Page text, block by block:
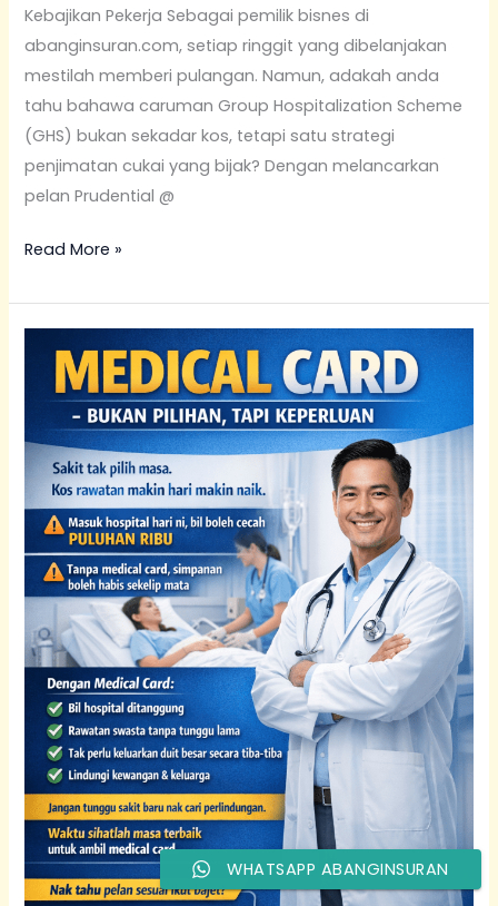
Kebajikan Pekerja Sebagai pemilik bisnes di
abanginsuran.com, setiap ringgit yang dibelanjakan
mestilah memberi pulangan. Namun, adakah anda
tahu bahawa caruman Group Hospitalization Scheme
(GHS) bukan sekadar kos, tetapi satu strategi
penjimatan cukai yang bijak? Dengan melancarkan
pelan Prudential @
Read More »
Mitos
Fakta
Takaful:
Jangan
Sampai
Terpedaya!
PruBSN
WHATSAPP ABANGINSURAN